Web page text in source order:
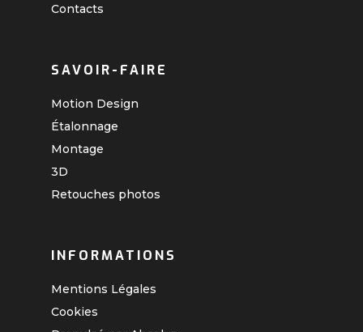
Contacts
SAVOIR-FAIRE
Motion Design
Étalonnage
Montage
3D
Retouches photos
INFORMATIONS
Mentions Légales
Cookies